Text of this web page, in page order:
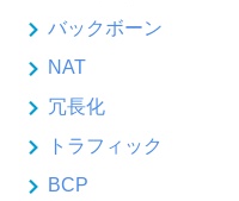
バックボーン
NAT
冗長化
トラフィック
BCP